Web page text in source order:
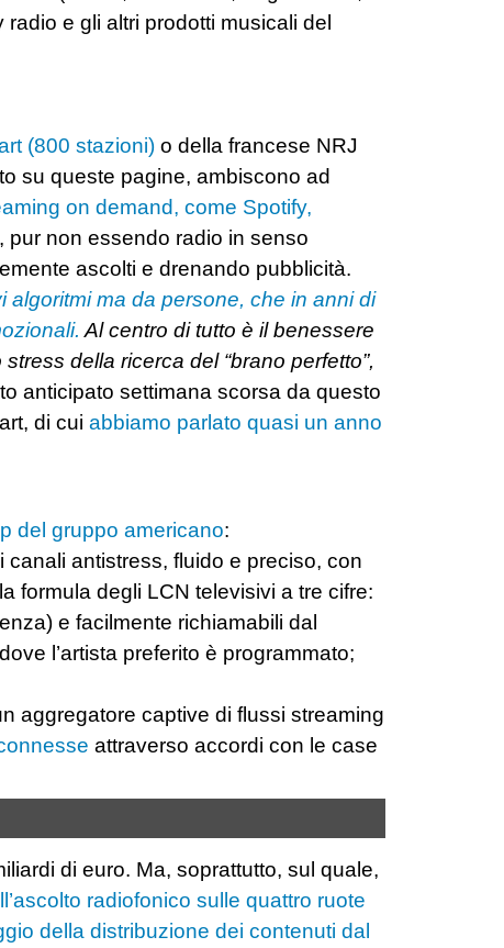
e gli altri prodotti musicali del
(800 stazioni) o della francese NRJ
su queste pagine, ambiscono ad
on demand, come Spotify,
pur non essendo radio in senso
ascolti e drenando pubblicità.
algoritmi ma da persone, che in anni di
Al centro di tutto è il benessere
della ricerca del “brano perfetto”,
anticipato settimana scorsa da questo
di cui abbiamo parlato quasi un anno
del gruppo americano:
antistress, fluido e preciso, con
formula degli LCN televisivi a tre cifre:
e facilmente richiamabili dal
l’artista preferito è programmato;
aggregatore captive di flussi streaming
attraverso accordi con le case
di euro. Ma, soprattutto, sul quale,
radiofonico sulle quattro ruote
della distribuzione dei contenuti dal